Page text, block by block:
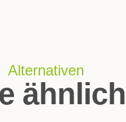
Alternativen